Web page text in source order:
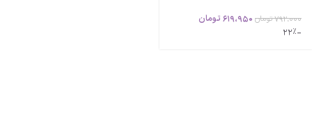
792،000تومان 619،950 تومان
-22%